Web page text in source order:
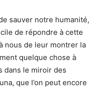
sauver notre humanité,
de répondre à cette
nous de leur montrer la
quelque chose à
dans le miroir des
que l’on peut encore